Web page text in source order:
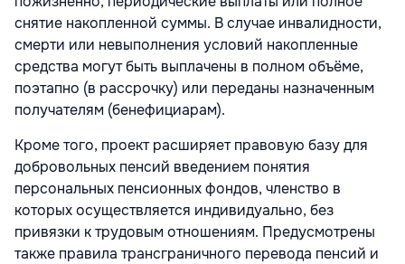
снятие накопленной суммы. В случае инвалидности,
смерти или невыполнения условий накопленные
средства могут быть выплачены в полном объёме,
поэтапно (в рассрочку) или переданы назначенным
получателям (бенефициарам).
Кроме того, проект расширяет правовую базу для
добровольных пенсий введением понятия
персональных пенсионных фондов, членство в
которых осуществляется индивидуально, без
привязки к трудовым отношениям. Предусмотрены
также правила трансграничного перевода пенсий и